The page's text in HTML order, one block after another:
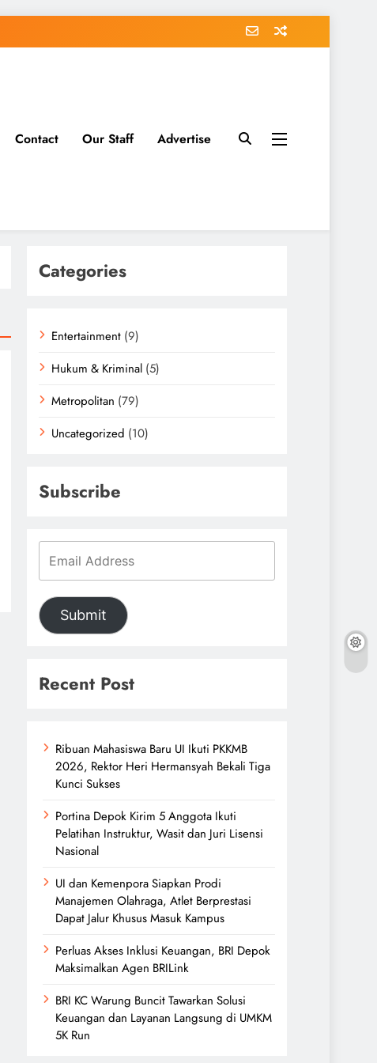
Contact Our Staff Advertise
Categories
Entertainment (9)
Hukum & Kriminal (5)
Metropolitan (79)
Uncategorized (10)
Subscribe
Submit
Recent Post
Ribuan Mahasiswa Baru UI Ikuti PKKMB
2026, Rektor Heri Hermansyah Bekali Tiga
Kunci Sukses
Portina Depok Kirim 5 Anggota Ikuti
Pelatihan Instruktur, Wasit dan Juri Lisensi
Nasional
UI dan Kemenpora Siapkan Prodi
Manajemen Olahraga, Atlet Berprestasi
Dapat Jalur Khusus Masuk Kampus
Perluas Akses Inklusi Keuangan, BRI Depok
Maksimalkan Agen BRILink
BRI KC Warung Buncit Tawarkan Solusi
Keuangan dan Layanan Langsung di UMKM
5K Run